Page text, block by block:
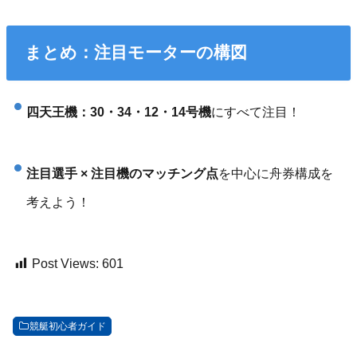
まとめ：注目モーターの構図
四天王機：30・34・12・14号機にすべて注目！
注目選手 × 注目機のマッチング点を中心に舟券構成を
考えよう！
Post Views: 601
競艇初心者ガイド